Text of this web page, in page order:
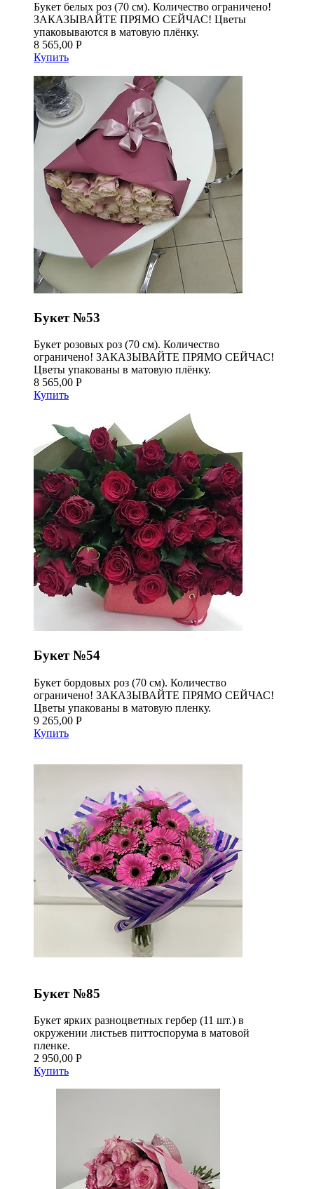
Букет белых роз (70 см). Количество ограничено!
ЗАКАЗЫВАЙТЕ ПРЯМО СЕЙЧАС! Цветы
упаковываются в матовую плёнку.
8 565,00 Р
Купить
Букет №53
Букет розовых роз (70 см). Количество
ограничено! ЗАКАЗЫВАЙТЕ ПРЯМО СЕЙЧАС!
Цветы упакованы в матовую плёнку.
8 565,00 Р
Купить
Букет №54
Букет бордовых роз (70 см). Количество
ограничено! ЗАКАЗЫВАЙТЕ ПРЯМО СЕЙЧАС!
Цветы упакованы в матовую пленку.
9 265,00 Р
Купить
Букет №85
Букет ярких разноцветных гербер (11 шт.) в
окружении листьев питтоспорума в матовой
пленке.
2 950,00 Р
Купить